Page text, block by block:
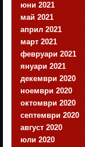
юни 2021
май 2021
април 2021
март 2021
февруари 2021
януари 2021
декември 2020
ноември 2020
октомври 2020
септември 2020
август 2020
юли 2020